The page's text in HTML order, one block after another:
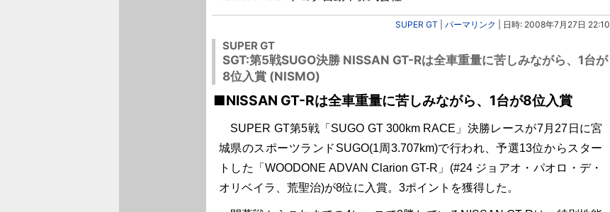
SUPER GT パーマリンク | 日時: 2008年7月27日 22:10
SUPER GT
SGT:第5戦SUGO決勝 NISSAN GT-Rは全車重量に苦しみながら、1台が
8位入賞 (NISMO)
■NISSAN GT-Rは全車重量に苦しみながら、1台が8位入賞
SUPER GT第5戦「SUGO GT 300km RACE」決勝レースが7月27日に宮
城県のスポーツランドSUGO(1周3.707km)で行われ、予選13位からスター
トした「WOODONE ADVAN Clarion GT-R」(#24 ジョアオ・パオロ・デ・
オリベイラ、荒聖治)が8位に入賞。3ポイントを獲得した。